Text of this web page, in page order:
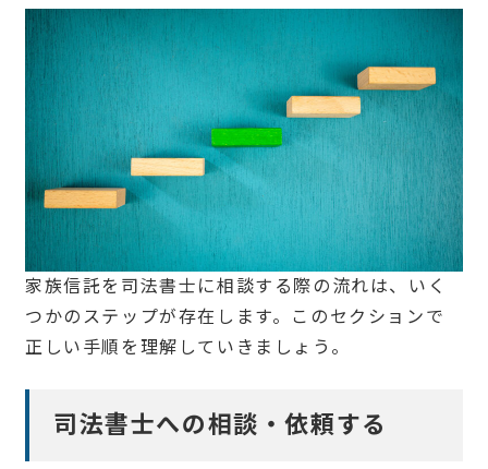
家族信託を司法書士に相談する際の流れは、いく
つかのステップが存在します。このセクションで
正しい手順を理解していきましょう。
司法書士への相談・依頼する